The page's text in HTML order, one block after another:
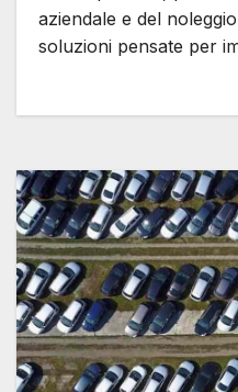
aziendale e del
soluzioni pensate per